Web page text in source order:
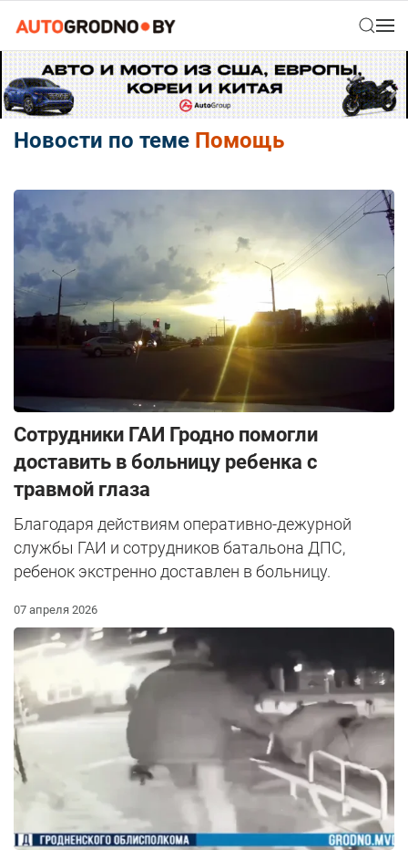
Новости по теме Помощь
Сотрудники ГАИ Гродно помогли
доставить в больницу ребенка с
травмой глаза
Благодаря действиям оперативно-дежурной
службы ГАИ и сотрудников батальона ДПС,
ребенок экстренно доставлен в больницу.
07 апреля 2026